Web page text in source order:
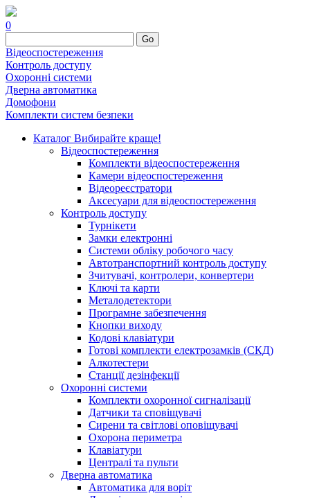
0
Go
Відеоспостереження
Контроль доступу
Охоронні системи
Дверна автоматика
Домофони
Комплекти систем безпеки
Каталог Вибирайте краще!
Відеоспостереження
Комплекти відеоспостереження
Камери відеоспостереження
Відеореєстратори
Аксесуари для відеоспостереження
Контроль доступу
Турнікети
Замки електронні
Системи обліку робочого часу
Автотранспортний контроль доступу
Зчитувачі, контролери, конвертери
Ключі та карти
Металодетектори
Програмне забезпечення
Кнопки виходу
Кодові клавіатури
Готові комплекти електрозамків (СКД)
Алкотестери
Станції дезінфекції
Охоронні системи
Комплекти охоронної сигналізації
Датчики та сповіщувачі
Сирени та світлові оповіщувачі
Охорона периметра
Клавіатури
Централі та пульти
Дверна автоматика
Автоматика для воріт